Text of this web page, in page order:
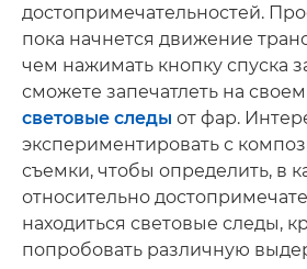
достопримечательностей.
пока начнется движение
чем нажимать кнопку спуска
сможете запечатлеть на
световые следы от фар.
экспериментировать с
съемки, чтобы определить, в
относительно
находиться световые следы,
попробовать различную